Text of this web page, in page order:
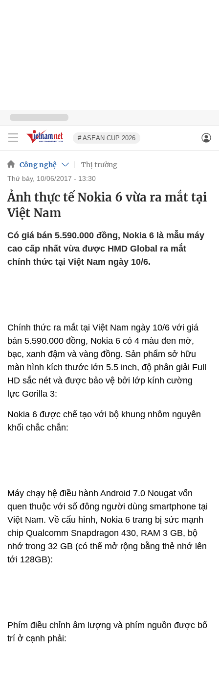
# ASEAN CUP 2026
Công nghệ Thị trường
thứ bảy, 10/06/2017 - 13:30
Ảnh thực tế Nokia 6 vừa ra mắt tại
Việt Nam
Có giá bán 5.590.000 đồng, Nokia 6 là mẫu máy
cao cấp nhất vừa được HMD Global ra mắt
chính thức tại Việt Nam ngày 10/6.
Chính thức ra mắt tại Việt Nam ngày 10/6 với giá
bán 5.590.000 đồng, Nokia 6 có 4 màu đen mờ,
bạc, xanh đậm và vàng đồng. Sản phẩm sở hữu
màn hình kích thước lớn 5.5 inch, độ phân giải Full
HD sắc nét và được bảo vệ bởi lớp kính cường
lực Gorilla 3:
Nokia 6 được chế tạo với bộ khung nhôm nguyên
khối chắc chắn:
Máy chạy hệ điều hành Android 7.0 Nougat vốn
quen thuộc với số đông người dùng smartphone tại
Việt Nam. Về cấu hình, Nokia 6 trang bị sức mạnh
chip Qualcomm Snapdragon 430, RAM 3 GB, bộ
nhớ trong 32 GB (có thể mở rộng bằng thẻ nhớ lên
tới 128GB):
Phím điều chỉnh âm lượng và phím nguồn được bố
trí ở cạnh phải: